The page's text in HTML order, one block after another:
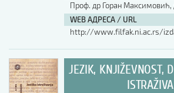
Проф. др Горан Максимовић,
WEB АДРЕСА / URL
http://www.filfak.ni.ac.rs/
JEZIK, KNJIŽEVNOST,